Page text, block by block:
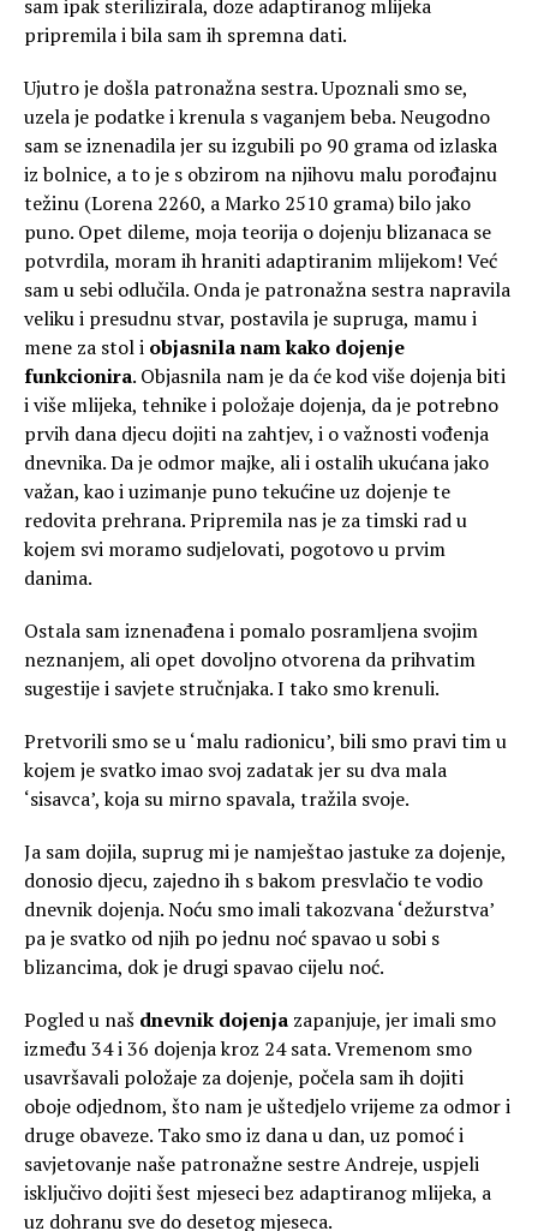
sam ipak sterilizirala, doze adaptiranog mlijeka
pripremila i bila sam ih spremna dati.
Ujutro je došla patronažna sestra. Upoznali smo se,
uzela je podatke i krenula s vaganjem beba. Neugodno
sam se iznenadila jer su izgubili po 90 grama od izlaska
iz bolnice, a to je s obzirom na njihovu malu porođajnu
težinu (Lorena 2260, a Marko 2510 grama) bilo jako
puno. Opet dileme, moja teorija o dojenju blizanaca se
potvrdila, moram ih hraniti adaptiranim mlijekom! Već
sam u sebi odlučila. Onda je patronažna sestra napravila
veliku i presudnu stvar, postavila je supruga, mamu i
mene za stol i objasnila nam kako dojenje
funkcionira. Objasnila nam je da će kod više dojenja biti
i više mlijeka, tehnike i položaje dojenja, da je potrebno
prvih dana djecu dojiti na zahtjev, i o važnosti vođenja
dnevnika. Da je odmor majke, ali i ostalih ukućana jako
važan, kao i uzimanje puno tekućine uz dojenje te
redovita prehrana. Pripremila nas je za timski rad u
kojem svi moramo sudjelovati, pogotovo u prvim
danima.
Ostala sam iznenađena i pomalo posramljena svojim
neznanjem, ali opet dovoljno otvorena da prihvatim
sugestije i savjete stručnjaka. I tako smo krenuli.
Pretvorili smo se u ‘malu radionicu’, bili smo pravi tim u
kojem je svatko imao svoj zadatak jer su dva mala
‘sisavca’, koja su mirno spavala, tražila svoje.
Ja sam dojila, suprug mi je namještao jastuke za dojenje,
donosio djecu, zajedno ih s bakom presvlačio te vodio
dnevnik dojenja. Noću smo imali takozvana ‘dežurstva’
pa je svatko od njih po jednu noć spavao u sobi s
blizancima, dok je drugi spavao cijelu noć.
Pogled u naš dnevnik dojenja zapanjuje, jer imali smo
između 34 i 36 dojenja kroz 24 sata. Vremenom smo
usavršavali položaje za dojenje, počela sam ih dojiti
oboje odjednom, što nam je uštedjelo vrijeme za odmor i
druge obaveze. Tako smo iz dana u dan, uz pomoć i
savjetovanje naše patronažne sestre Andreje, uspjeli
isključivo dojiti šest mjeseci bez adaptiranog mlijeka, a
uz dohranu sve do desetog mjeseca.